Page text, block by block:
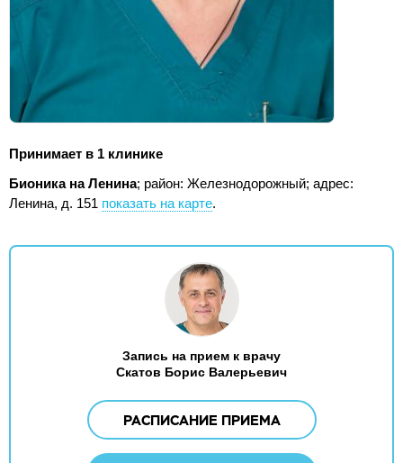
Принимает в 1 клинике
Бионика на Ленина; район: Железнодорожный; адрес:
Ленина, д. 151 показать на карте.
Запись на прием к врачу
Скатов Борис Валерьевич
РАСПИСАНИЕ ПРИЕМА